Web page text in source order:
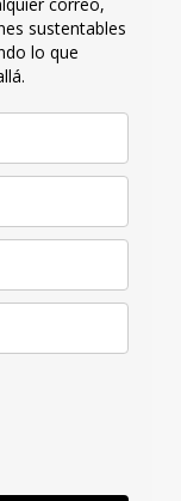
sustentables
lo que